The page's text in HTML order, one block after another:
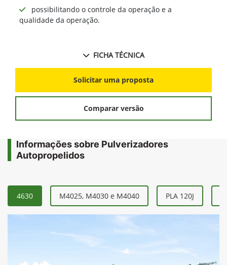
possibilitando o controle da operação e a
qualidade da operação.
FICHA TÉCNICA
Solicitar uma proposta
Comparar versão
Informações sobre Pulverizadores
Autopropelidos
4630 M4025, M4030 e M4040 PLA 120J